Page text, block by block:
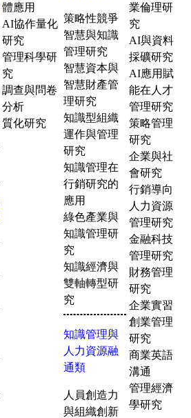
體應用
AI協作量化
研究
管理科學研
究
調查與問卷
分析
質化研究
策略性競爭
智慧與知識
管理研究
智慧資本與
智慧財產管
理研究
知識型組織
運作與管理
研究
知識管理在
行銷研究的
應用
綠色產業與
知識管理研
究
知識經濟與
雙軸轉型研
究
知識管理與
人力資源融
通類
人員創造力
與組織創新
業倫理研
究
AI與資料
採礦研究
AI應用賦
能在人才
管理研究
策略管理
研究
企業與社
會研究
行銷導向
人力資源
管理研究
金融科技
管理研究
財務管理
研究
企業實習
創業管理
研究
商業英語
溝通
管理經濟
學研究